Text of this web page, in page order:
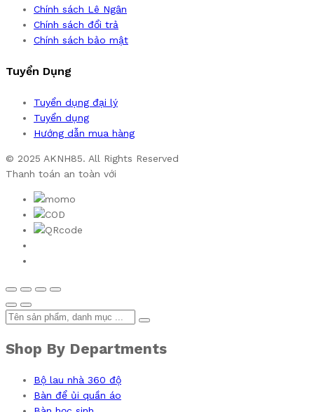
Chính sách Lê Ngân
Chính sách đổi trả
Chính sách bảo mật
Tuyển Dụng
Tuyển dụng đại lý
Tuyển dụng
Hướng dẫn mua hàng
© 2025 AKNH85. All Rights Reserved
Thanh toán an toàn với
Shop By Departments
Bộ lau nhà 360 độ
Bàn để ủi quần áo